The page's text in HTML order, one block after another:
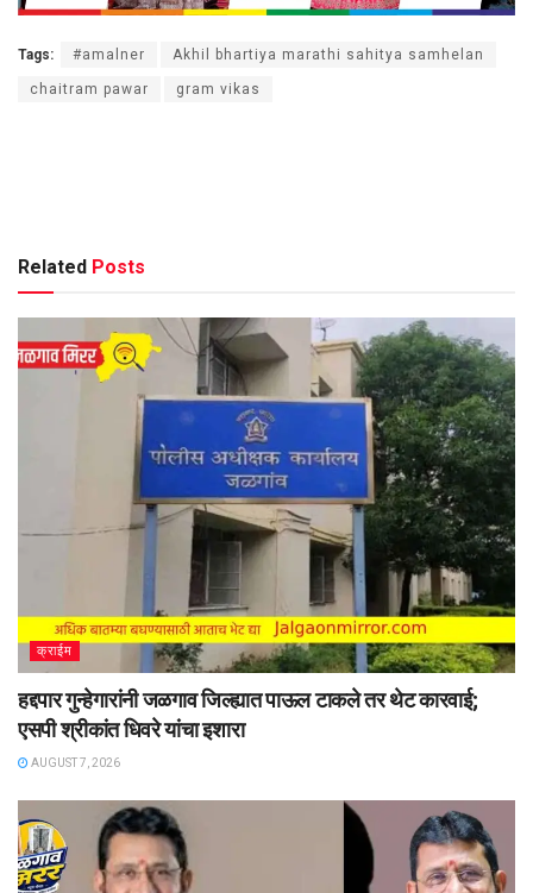
Tags: #amalner Akhil bhartiya marathi sahitya samhelan
chaitram pawar gram vikas
Related Posts
क्राईम
हद्दपार गुन्हेगारांनी जळगाव जिल्ह्यात पाऊल टाकले तर थेट कारवाई;
एसपी श्रीकांत धिवरे यांचा इशारा
AUGUST 7, 2026